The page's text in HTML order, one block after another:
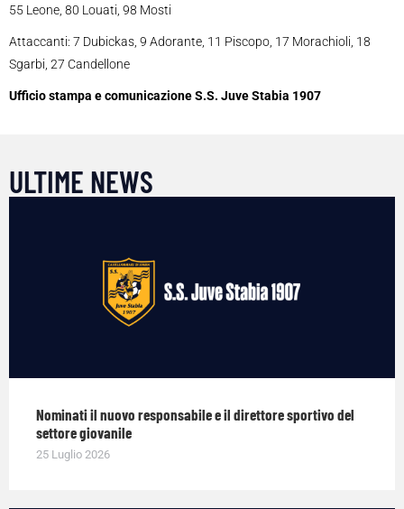
55 Leone, 80 Louati, 98 Mosti
Attaccanti: 7 Dubickas, 9 Adorante, 11 Piscopo, 17 Morachioli, 18
Sgarbi, 27 Candellone
Ufficio stampa e comunicazione S.S. Juve Stabia 1907
ULTIME NEWS
Nominati il nuovo responsabile e il direttore sportivo del
settore giovanile
25 Luglio 2026